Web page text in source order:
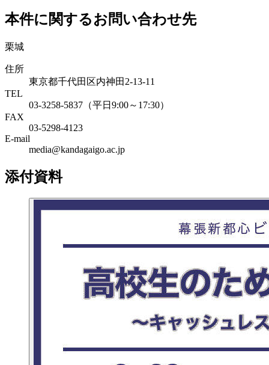
本件に関するお問い合わせ先
栗城
住所
東京都千代田区内神田2-13-11
TEL
03-3258-5837（平日9:00～17:30）
FAX
03-5298-4123
E-mail
media@kandagaigo.ac.jp
添付資料